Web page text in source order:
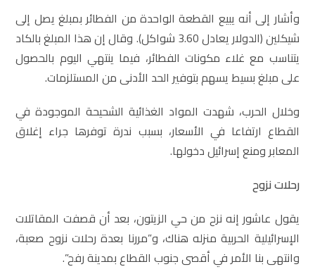
وأشار إلى أنه يبيع القطعة الواحدة من الفطائر بمبلغ يصل إلى
شيكلين (الدولار يعادل 3.60 شواكل). وقال إن هذا المبلغ بالكاد
يتناسب مع غلاء مكونات الفطائر، فيما ينتهي اليوم بالحصول
على مبلغ بسيط يسهم بتوفير الحد الأدنى من المستلزمات.
وخلال الحرب، شهدت المواد الغذائية الشحيحة الموجودة في
القطاع ارتفاعا في الأسعار، بسبب ندرة توفرها جراء إغلاق
المعابر ومنع إسرائيل دخولها.
رحلات نزوح
يقول عاشور إنه نزح من حي الزيتون، بعد أن قصفت المقاتلات
الإسرائيلية الحربية منزله هناك، و”مررنا بعدة رحلات نزوح صعبة،
وانتهى بنا الأمر في أقصى جنوب القطاع بمدينة رفح”.